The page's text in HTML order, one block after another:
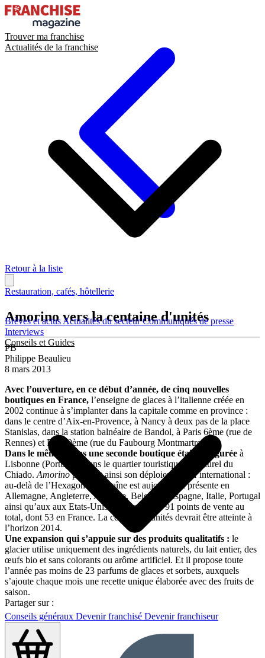
Trouver ma franchise
Actualités de la franchise
Brèves et actus Actualités du secteurCommuniqués de presse
Interviews
Conseils et Guides
Conseils généraux Devenir franchisé Devenir franchiseur
Retour à la liste
Restauration, cafés, hôtellerie
Amorino vers la centaine d'unités
PB
Philippe Beaulieu
8 mars 2013
Avec l’ouverture, en ce début d’année, de cinq nouvelles
boutiques en France, l’enseigne de glaces à l’italienne créée en
2002 continue à s’implanter dans la capitale comme en province :
dans le centre d’Aix-en-Provence, à Nancy à deux pas de la place
Stanislas, dans la station balnéaire de Bandol, à Paris 6ème (rue de
Rennes) et Paris 9ème (rue du Faubourg Montmartre).
Dans le même temps une seconde boutique était inaugurée à
Lisbonne (Portugal), dans le quartier touristique et culturel du
Chiado. Amorinopoursuit ainsi son déploiement à l’international :
au-delà de l’Hexagone, la chaîne est aujourd’hui présente en
Allemagne, Angleterre, Autriche, Belgique, Espagne, Italie, Portugal
ainsi qu’aux aux Etats-Unis. Elle regroupe 91 points de vente au
total, dont 53 en France. La centaine d’unités devrait être atteinte à
l’horizon 2014.
Une expansion qui s’appuie sur des produits qualitatifs : le
glacier utilise uniquement des ingrédients naturels, du lait entier, des
œufs bio et sans colorants ou arôme artificiel. Et il propose toute
l’année pas moins de 23 parfums de glaces et sorbets, auxquels
s’ajoute chaque mois une recette unique élaborée avec des fruits de
saison.
Partager sur :